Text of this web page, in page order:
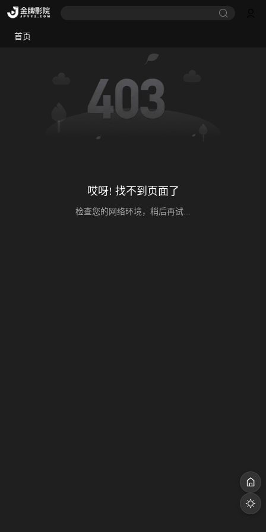
首页
哎呀! 找不到页面了
检查您的网络环境，稍后再试...